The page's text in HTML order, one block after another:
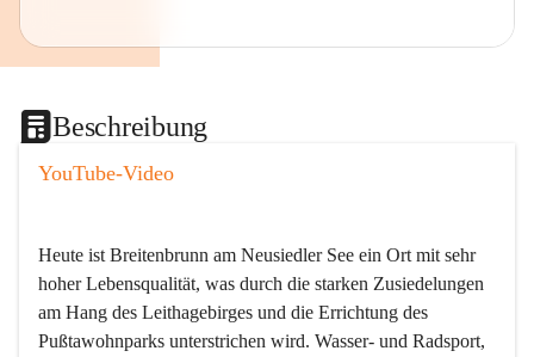
Beschreibung
YouTube-Video
Heute ist Breitenbrunn am Neusiedler See ein Ort mit sehr
hoher Lebensqualität, was durch die starken Zusiedelungen
am Hang des Leithagebirges und die Errichtung des
Pußtawohnparks unterstrichen wird. Wasser- und Radsport,